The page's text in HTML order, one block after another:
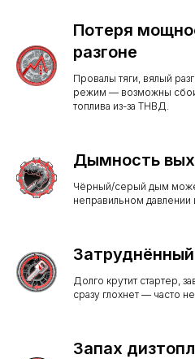
Потеря
разгоне
Провалы тяги, вялый
режим — возможны
топлива из-за ТНВД.
Дымность
Чёрный/серый дым
неправильном давлении
Долго крутит стартер,
сразу глохнет — часто
Запах